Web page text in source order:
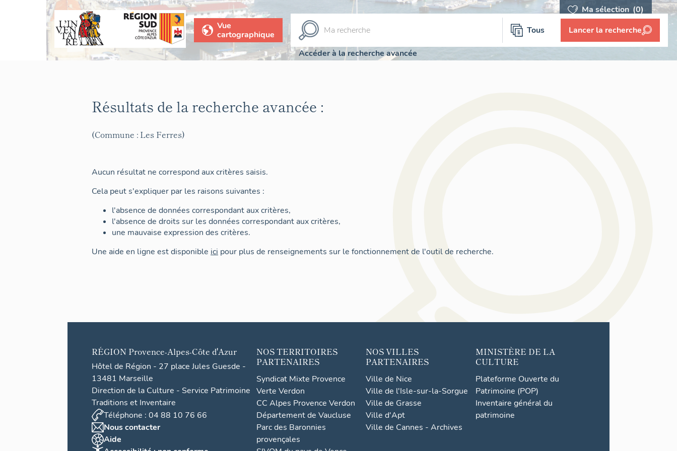
Ma sélection (0)
Vue
cartographique
Tous Lancer la recherche
Accéder à la recherche avancée
Résultats de la recherche avancée :
(Commune : Les Ferres)
Aucun résultat ne correspond aux critères saisis.
Cela peut s'expliquer par les raisons suivantes :
l'absence de données correspondant aux critères,
l'absence de droits sur les données correspondant aux critères,
une mauvaise expression des critères.
Une aide en ligne est disponible ici pour plus de renseignements sur le fonctionnement de l'outil de recherche.
RÉGION Provence-Alpes-Côte d'Azur
Hôtel de Région - 27 place Jules Guesde -
13481 Marseille
Direction de la Culture - Service Patrimoine
Traditions et Inventaire
Téléphone : 04 88 10 76 66
Nous contacter
Aide
NOS TERRITOIRES
PARTENAIRES
Syndicat Mixte Provence
Verte Verdon
CC Alpes Provence Verdon
Département de Vaucluse
Parc des Baronnies
provençales
NOS VILLES
PARTENAIRES
Ville de Nice
Ville de l'Isle-sur-la-Sorgue
Ville de Grasse
Ville d'Apt
Ville de Cannes - Archives
MINISTÈRE DE LA
CULTURE
Plateforme Ouverte du
Patrimoine (POP)
Inventaire général du
patrimoine